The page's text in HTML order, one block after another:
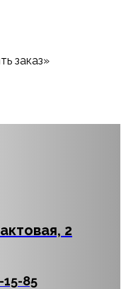
заказ»
2
15-85